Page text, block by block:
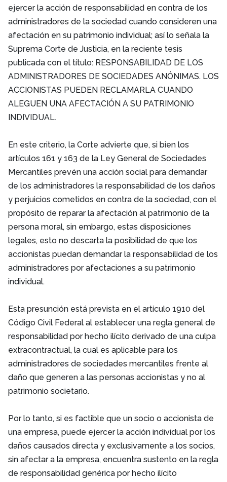
ejercer la acción de responsabilidad en contra de los
administradores de la sociedad cuando consideren una
afectación en su patrimonio individual; así lo señala la
Suprema Corte de Justicia, en la reciente tesis
publicada con el título: RESPONSABILIDAD DE LOS
ADMINISTRADORES DE SOCIEDADES ANÓNIMAS. LOS
ACCIONISTAS PUEDEN RECLAMARLA CUANDO
ALEGUEN UNA AFECTACIÓN A SU PATRIMONIO
INDIVIDUAL.
En este criterio, la Corte advierte que, si bien los
artículos 161 y 163 de la Ley General de Sociedades
Mercantiles prevén una acción social para demandar
de los administradores la responsabilidad de los daños
y perjuicios cometidos en contra de la sociedad, con el
propósito de reparar la afectación al patrimonio de la
persona moral, sin embargo, estas disposiciones
legales, esto no descarta la posibilidad de que los
accionistas puedan demandar la responsabilidad de los
administradores por afectaciones a su patrimonio
individual.
Esta presunción está prevista en el artículo 1910 del
Código Civil Federal al establecer una regla general de
responsabilidad por hecho ilícito derivado de una culpa
extracontractual, la cual es aplicable para los
administradores de sociedades mercantiles frente al
daño que generen a las personas accionistas y no al
patrimonio societario.
Por lo tanto, si es factible que un socio o accionista de
una empresa, puede ejercer la acción individual por los
daños causados directa y exclusivamente a los socios,
sin afectar a la empresa, encuentra sustento en la regla
de responsabilidad genérica por hecho ilícito